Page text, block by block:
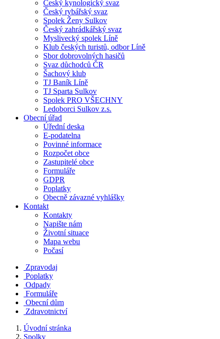
Český kynologický svaz
Český rybářský svaz
Spolek Ženy Sulkov
Český zahrádkářský svaz
Myslivecký spolek Líně
Klub českých turistů, odbor Líně
Sbor dobrovolných hasičů
Svaz důchodců ČR
Šachový klub
TJ Baník Líně
TJ Sparta Sulkov
Spolek PRO VŠECHNY
Ledoborci Sulkov z.s.
Obecní úřad
Úřední deska
E-podatelna
Povinné informace
Rozpočet obce
Zastupitelé obce
Formuláře
GDPR
Poplatky
Obecně závazné vyhlášky
Kontakt
Kontakty
Napište nám
Životní situace
Mapa webu
Počasí
Zpravodaj
Poplatky
Odpady
Formuláře
Obecní dům
Zdravotnictví
Úvodní stránka
Spolky